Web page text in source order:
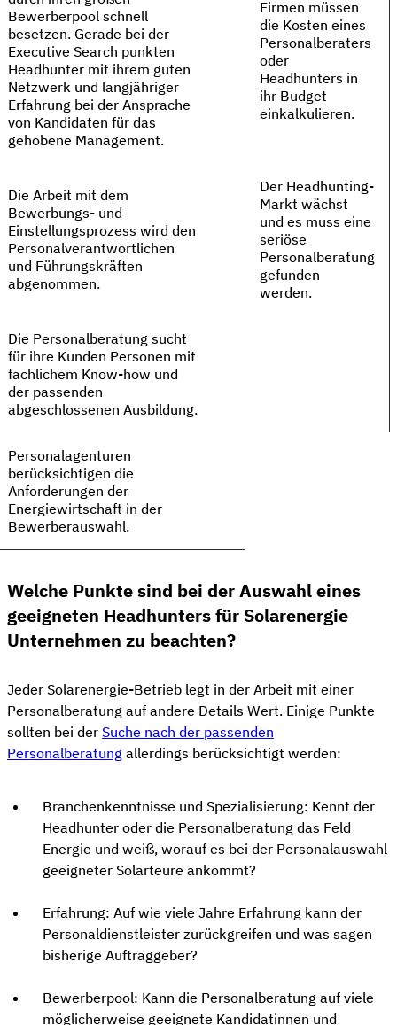
Bewerberpool schnell
besetzen. Gerade bei der
Executive Search punkten
Headhunter mit ihrem guten
Netzwerk und langjähriger
Erfahrung bei der Ansprache
von Kandidaten für das
gehobene Management.
Firmen müssen
die Kosten eines
Personalberaters
oder
Headhunters in
ihr Budget
einkalkulieren.
Die Arbeit mit dem
Bewerbungs- und
Einstellungsprozess wird den
Personalverantwortlichen
und Führungskräften
abgenommen.
Der Headhunting-
Markt wächst
und es muss eine
seriöse
Personalberatung
gefunden
werden.
Die Personalberatung sucht
für ihre Kunden Personen mit
fachlichem Know-how und
der passenden
abgeschlossenen Ausbildung.
Personalagenturen
berücksichtigen die
Anforderungen der
Energiewirtschaft in der
Bewerberauswahl.
Welche Punkte sind bei der Auswahl eines
geeigneten Headhunters für Solarenergie
Unternehmen zu beachten?
Jeder Solarenergie-Betrieb legt in der Arbeit mit einer
Personalberatung auf andere Details Wert. Einige Punkte
sollten bei der Suche nach der passenden
Personalberatung allerdings berücksichtigt werden:
Branchenkenntnisse und Spezialisierung: Kennt der
Headhunter oder die Personalberatung das Feld
Energie und weiß, worauf es bei der Personalauswahl
geeigneter Solarteure ankommt?
Erfahrung: Auf wie viele Jahre Erfahrung kann der
Personaldienstleister zurückgreifen und was sagen
bisherige Auftraggeber?
Bewerberpool: Kann die Personalberatung auf viele
möglicherweise geeignete Kandidatinnen und